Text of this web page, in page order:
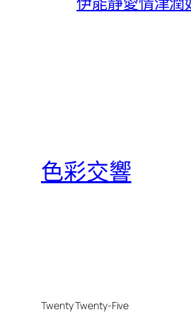
色彩交響
Twenty Twenty-Five